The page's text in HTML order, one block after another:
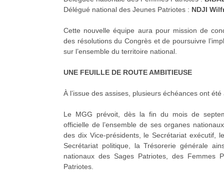
Délégué national des Jeunes Patriotes : NDJI
Cette nouvelle équipe aura pour mission de
des résolutions du Congrès et de poursuivre
sur l’ensemble du territoire national.
UNE FEUILLE DE ROUTE AMBITIEUSE
À l’issue des assises, plusieurs échéances ont
Le MGG prévoit, dès la fin du mois de
officielle de l’ensemble de ses organes
des dix Vice-présidents, le Secrétariat exécutif,
Secrétariat politique, la Trésorerie générale
nationaux des Sages Patriotes, des Femmes
Patriotes.